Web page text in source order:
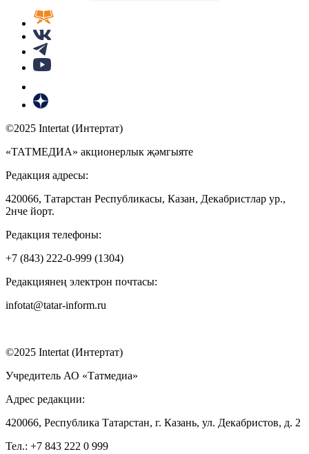
©2025 Intertat (Интертат)
«ТАТМЕДИА» акционерлык җәмгыяте
Редакция адресы:
420066, Татарстан Республикасы, Казан, Декабристлар ур.,
2нче йорт.
Редакция телефоны:
+7 (843) 222-0-999 (1304)
Редакциянең электрон почтасы:
infotat@tatar-inform.ru
©2025 Intertat (Интертат)
Учредитель АО «Татмедиа»
Адрес редакции:
420066, Республика Татарстан, г. Казань, ул. Декабристов, д. 2
Тел.: +7 843 222 0 999